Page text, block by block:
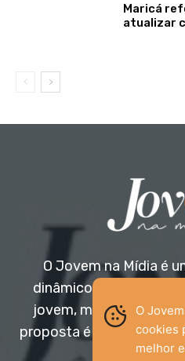
Maricá
atualizar
O Jovem na Mídia é
dinâmico e acessível,
jovem, mas aberto a
proposta é trazer
olhar
O
cookies
melhor